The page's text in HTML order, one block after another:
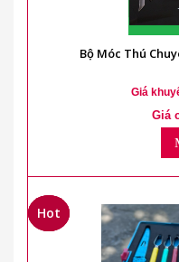
Bộ Móc Thú
Giá
Giá
Hot
Hot
Hot